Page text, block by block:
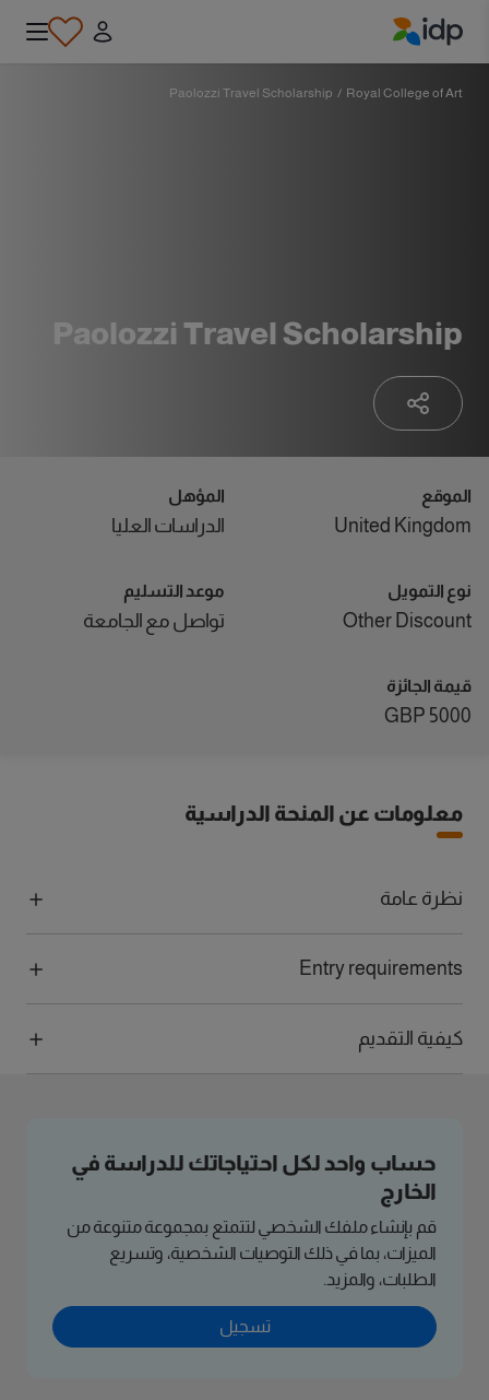
Royal College of Art
/
Paolozzi Travel Scholarship
Paolozzi Travel Scholarship
الموقع
United Kingdom
المؤهل
الدراسات العليا
نوع التمويل
Other Discount
موعد التسليم
تواصل مع الجامعة
قيمة الجائزة
5000 GBP
معلومات عن المنحة الدراسية
نظرة عامة
Entry requirements
كيفية التقديم
حساب واحد لكل احتياجاتك للدراسة في
الخارج
قم بإنشاء ملفك الشخصي لتتمتع بمجموعة متنوعة من
الميزات، بما في ذلك التوصيات الشخصية، وتسريع
الطلبات، والمزيد.
تسجيل